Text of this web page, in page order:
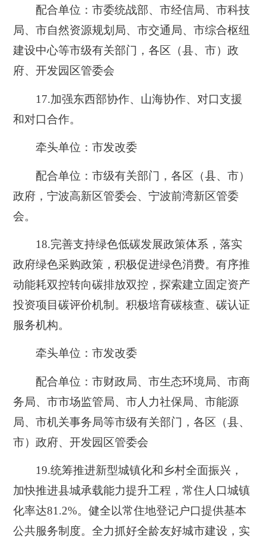
配合单位：市委统战部、市经信局、市科技
局、市自然资源规划局、市交通局、市综合枢纽
建设中心等市级有关部门，各区（县、市）政
府、开发园区管委会
17.加强东西部协作、山海协作、对口支援
和对口合作。
牵头单位：市发改委
配合单位：市级有关部门，各区（县、市）
政府，宁波高新区管委会、宁波前湾新区管委
会。
18.完善支持绿色低碳发展政策体系，落实
政府绿色采购政策，积极促进绿色消费。有序推
动能耗双控转向碳排放双控，探索建立固定资产
投资项目碳评价机制。积极培育碳核查、碳认证
服务机构。
牵头单位：市发改委
配合单位：市财政局、市生态环境局、市商
务局、市市场监管局、市人力社保局、市能源
局、市机关事务局等市级有关部门，各区（县、
市）政府、开发园区管委会
19.统筹推进新型城镇化和乡村全面振兴，
加快推进县城承载能力提升工程，常住人口城镇
化率达81.2%。健全以常住地登记户口提供基本
公共服务制度。全力抓好全龄友好城市建设，实